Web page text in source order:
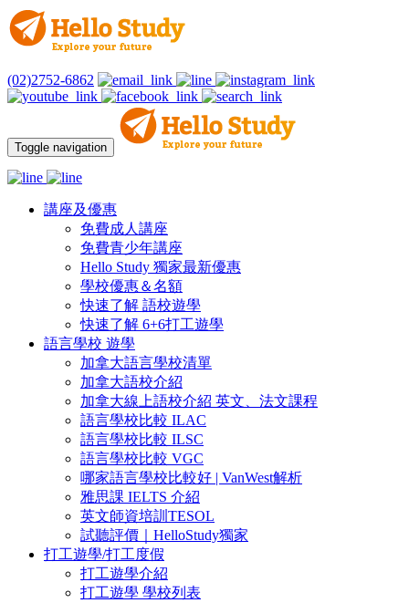
(02)2752-6862
Toggle navigation
講座及優惠
免費成人講座
免費青少年講座
Hello Study 獨家最新優惠
學校優惠＆名額
快速了解 語校遊學
快速了解 6+6打工遊學
語言學校 遊學
加拿大語言學校清單
加拿大語校介紹
加拿大線上語校介紹 英文、法文課程
語言學校比較 ILAC
語言學校比較 ILSC
語言學校比較 VGC
哪家語言學校比較好 | VanWest解析
雅思課 IELTS 介紹
英文師資培訓TESOL
試聽評價｜HelloStudy獨家
打工遊學/打工度假
打工遊學介紹
打工遊學 學校列表